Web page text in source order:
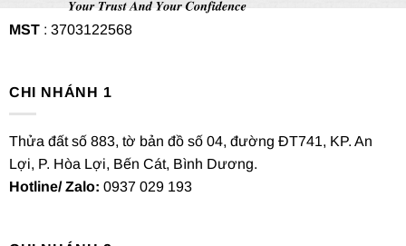
MST: 3703122568
CHI NHÁNH 1
Thửa đất số 883, tờ bản đồ số 04, đường ĐT741, KP. An
Lợi, P. Hòa Lợi, Bến Cát, Bình Dương.
Hotline/ Zalo: 0937 029 193